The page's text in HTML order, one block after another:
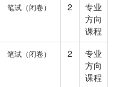
笔试（闭卷） 2
专业
方向
课程
笔试（闭卷） 2
专业
方向
课程